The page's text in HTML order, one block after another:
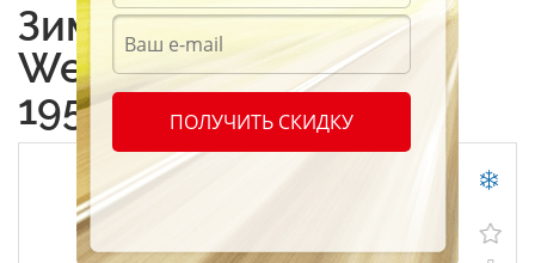
Зимние шины Cooper
Weather Master WSC
195/65 R15 91T
ПОЛУЧИТЬ СКИДКУ